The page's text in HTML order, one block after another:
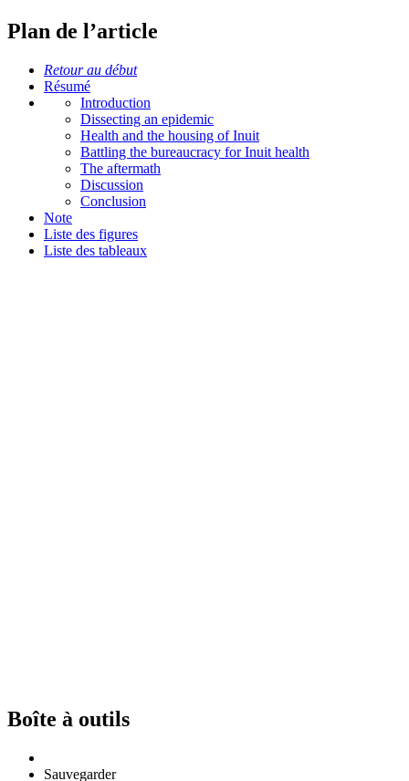
Plan de l’article
Retour au début
Résumé
Introduction
Dissecting an epidemic
Health and the housing of Inuit
Battling the bureaucracy for Inuit health
The aftermath
Discussion
Conclusion
Note
Liste des figures
Liste des tableaux
Boîte à outils
Sauvegarder